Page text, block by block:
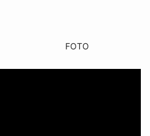
FOTO